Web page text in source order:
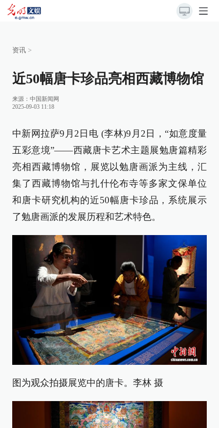
资讯 >
近50幅唐卡珍品亮相西藏博物馆
来源： 中国新闻网
2025-09-03 11:18
中新网拉萨9月2日电 (李林)9月2日，“如意度量
五彩意境”——西藏唐卡艺术主题展勉唐篇精彩
亮相西藏博物馆，展览以勉唐画派为主线，汇
集了西藏博物馆与扎什伦布寺等多家文保单位
和唐卡研究机构的近50幅唐卡珍品，系统展示
了勉唐画派的发展历程和艺术特色。
图为观众拍摄展览中的唐卡。李林 摄